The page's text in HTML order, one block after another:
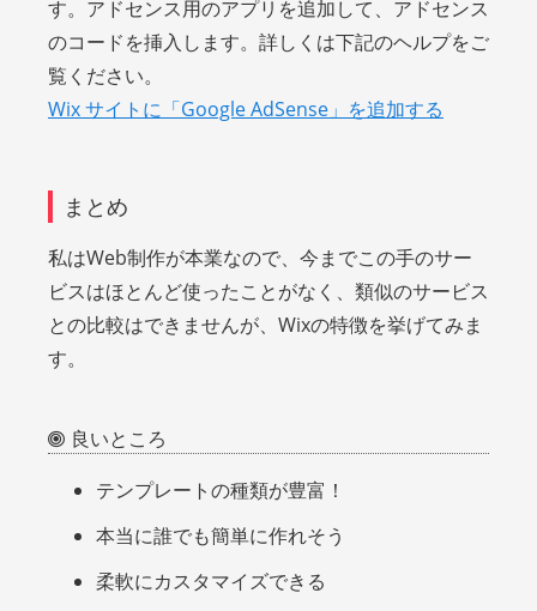
す。アドセンス用のアプリを追加して、アドセンス
のコードを挿入します。詳しくは下記のヘルプをご
覧ください。
Wix サイトに「Google AdSense」を追加する
まとめ
私はWeb制作が本業なので、今までこの手のサー
ビスはほとんど使ったことがなく、類似のサービス
との比較はできませんが、Wixの特徴を挙げてみま
す。
良いところ
テンプレートの種類が豊富！
本当に誰でも簡単に作れそう
柔軟にカスタマイズできる